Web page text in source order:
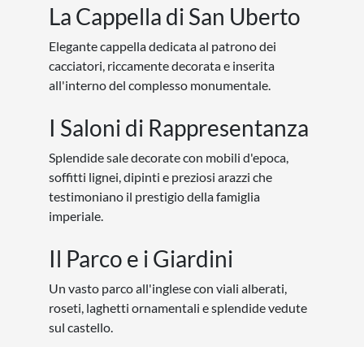
La Cappella di San Uberto
Elegante cappella dedicata al patrono dei
cacciatori, riccamente decorata e inserita
all'interno del complesso monumentale.
I Saloni di Rappresentanza
Splendide sale decorate con mobili d'epoca,
soffitti lignei, dipinti e preziosi arazzi che
testimoniano il prestigio della famiglia
imperiale.
Il Parco e i Giardini
Un vasto parco all'inglese con viali alberati,
roseti, laghetti ornamentali e splendide vedute
sul castello.